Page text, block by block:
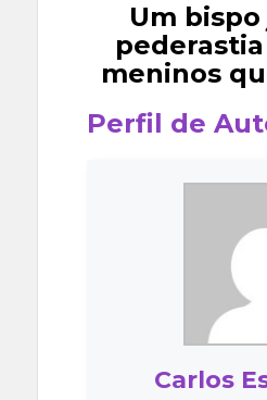
Um
meninos
Perfil de
Carlos